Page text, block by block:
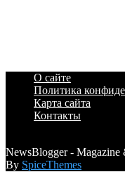
О сайте
Политика
Карта сайта
Контакты
NewsBlogger - Magazine
By SpiceThemes